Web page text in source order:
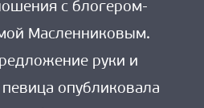
с блогером-
Масленниковым.
руки и
опубликовала